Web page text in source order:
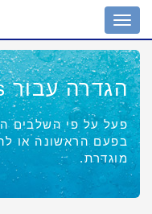
מחוון
ניווט
הגדרה עבור XP-720 Series
פעל על פי השלבים
בפעם הראשונה או
מוגדרת.